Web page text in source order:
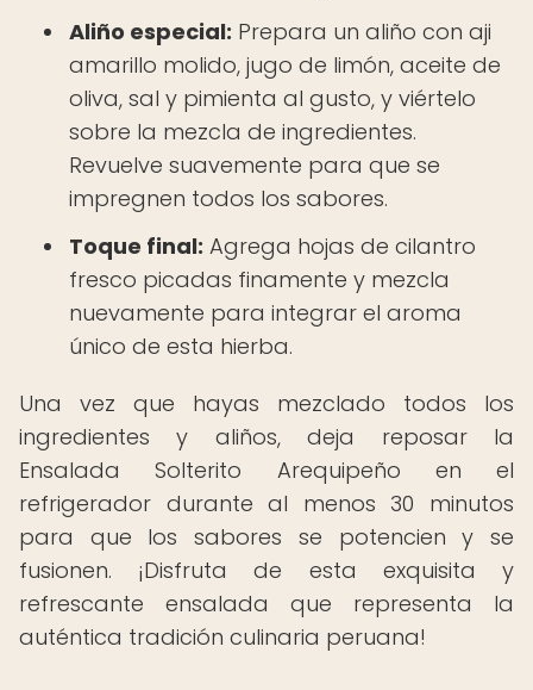
Aliño especial: Prepara un aliño con aji
amarillo molido, jugo de limón, aceite de
oliva, sal y pimienta al gusto, y viértelo
sobre la mezcla de ingredientes.
Revuelve suavemente para que se
impregnen todos los sabores.
Toque final: Agrega hojas de cilantro
fresco picadas finamente y mezcla
nuevamente para integrar el aroma
único de esta hierba.
Una vez que hayas mezclado todos los
ingredientes y aliños, deja reposar la
Ensalada Solterito Arequipeño en el
refrigerador durante al menos 30 minutos
para que los sabores se potencien y se
fusionen. ¡Disfruta de esta exquisita y
refrescante ensalada que representa la
auténtica tradición culinaria peruana!